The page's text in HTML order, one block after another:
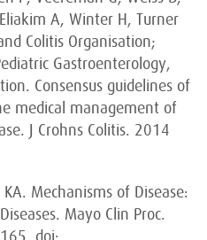
A, Winter H, Turner
Colitis Organisation;
Gastroenterology,
Consensus guidelines of
medical management of
J Crohns Colitis. 2014
KA. Mechanisms of Disease:
Mayo Clin Proc.
doi: